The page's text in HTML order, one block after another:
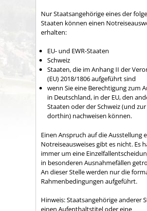
Nur Staatsangehörige eines der
Staaten können einen
erhalten:
EU- und EWR-Staaten
Schweiz
Staaten, die im Anhang II der
(EU) 2018/1806 aufgeführt sind
wenn Sie eine Berechtigung zum
in Deutschland, in der EU, den
Staaten oder der Schweiz (und
dorthin) nachweisen können.
Einen Anspruch auf die Ausstellung
Notreiseausweises gibt es nicht. Es
immer um eine
in besonderen Ausnahmefällen
An dieser Stelle werden nur die
Rahmenbedingungen aufgeführt.
Hinweis: Staatsangehörige anderer
einen Aufenthaltstitel oder eine